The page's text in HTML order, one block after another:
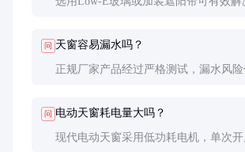
问 天窗容易漏水吗？
正规厂家产品经过严格测试，漏水风
问 电动天窗耗电量大吗？
现代电动天窗采用低功耗电机，单次